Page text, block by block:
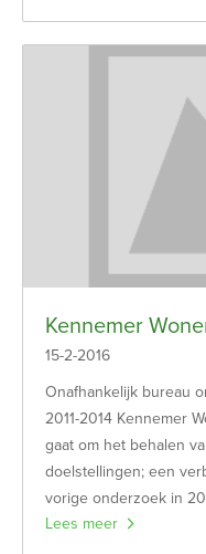
Kennemer
15-2-2016
Onafhankelijk bureau
2011-2014 Kennemer
gaat om het behalen
doelstellingen; een
vorige onderzoek in
Lees meer